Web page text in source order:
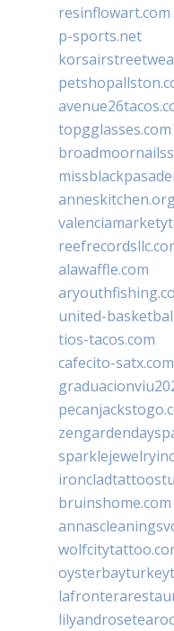
resinflowart.com
p-sports.net
topgglasses.com
alawaffle.com
united-
tios-tacos.com
cafecito-satx.com
bruinshome.com